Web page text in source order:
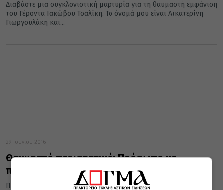
Διαβάστε μια συγκλονιστική μαρτυρία για τη θαυμαστή εμφάνιση
του Γέροντα Ιακώβου Τσαλίκη. Το όνομά μου είναι Αικατερίνη
Γιωργουλάκη και...
29 Ιουνίου 2016
Θαυμαστό περιστατικό: Πρόσωπο με
πρόσωπο με έναν Άγιο
Πρόσωπο με πρόσωπο με έναν Άγιο, ένα μοναδικο θαυμαστό